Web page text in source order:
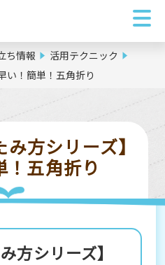
ち情報
活用テクニック
い！簡単！五角折り
み方シリーズ】
！五角折り
方シリーズ】